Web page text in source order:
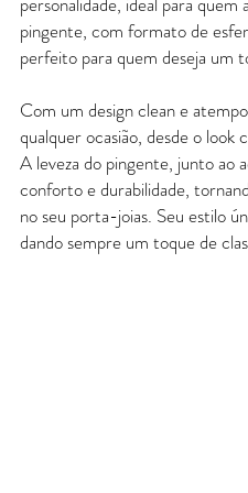
pingente, com formato de
perfeito para quem deseja um
Com um design clean e
qualquer ocasião, desde o look
A leveza do pingente, junto ao
conforto e durabilidade,
no seu porta-joias. Seu estilo
dando sempre um toque de